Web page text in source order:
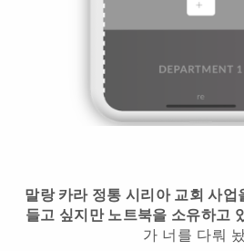
말랑 카라 정통 시리아 교회 사
들고 싶지만 노트북을 소유하고
가 너를 다뤄